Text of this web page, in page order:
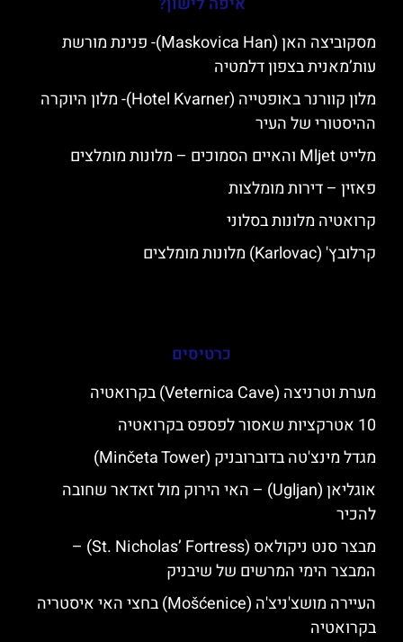
מסקוביצה האן (Maskovica Han)- פנינת מורשת
עות’מאנית בצפון דלמטיה
מלון קוורנר באופטייה (Hotel Kvarner)- מלון היוקרה
ההיסטורי של העיר
מלייט Mljet והאיים הסמוכים – מלונות מומלצים
פאזין – דירות מומלצות
קרואטיה מלונות בסלוני
קרלובץ' (Karlovac) מלונות מומלצים
כרטיסים
מערת וטרניצה (Veternica Cave) בקרואטיה
10 אטרקציות שאסור לפספס בקרואטיה
מגדל מינצ'טה בדוברובניק (Minčeta Tower)
אוגליאן (Ugljan) – האי הירוק מול זאדאר שחובה
להכיר
מבצר סנט ניקולאס (St. Nicholas’ Fortress) –
המבצר הימי המרשים של שיבניק
העיירה מושצ'ניצ'ה (Mošćenice) בחצי האי איסטריה
בקרואטיה